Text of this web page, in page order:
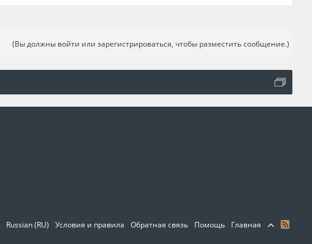
(Вы должны войти или зарегистрироваться, чтобы разместить сообщение.)
Russian (RU) Условия и правила Обратная связь Помощь Главная